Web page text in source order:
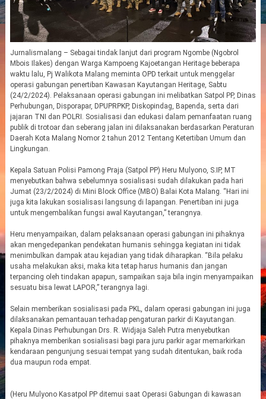
Jurnalismalang – Sebagai tindak lanjut dari program Ngombe (Ngobrol
Mbois Ilakes) dengan Warga Kampoeng Kajoetangan Heritage beberapa
waktu lalu, Pj Walikota Malang meminta OPD terkait untuk menggelar
operasi gabungan penertiban Kawasan Kayutangan Heritage, Sabtu
(24/2/2024). Pelaksanaan operasi gabungan ini melibatkan Satpol PP, Dinas
Perhubungan, Disporapar, DPUPRPKP, Diskopindag, Bapenda, serta dari
jajaran TNI dan POLRI. Sosialisasi dan edukasi dalam pemanfaatan ruang
publik di trotoar dan seberang jalan ini dilaksanakan berdasarkan Peraturan
Daerah Kota Malang Nomor 2 tahun 2012 Tentang Ketertiban Umum dan
Lingkungan.
Kepala Satuan Polisi Pamong Praja (Satpol PP) Heru Mulyono, S.IP, MT
menyebutkan bahwa sebelumnya sosialisasi sudah dilakukan pada hari
Jumat (23/2/2024) di Mini Block Office (MBO) Balai Kota Malang. “Hari ini
juga kita lakukan sosialisasi langsung di lapangan. Penertiban ini juga
untuk mengembalikan fungsi awal Kayutangan,” terangnya.
Heru menyampaikan, dalam pelaksanaan operasi gabungan ini pihaknya
akan mengedepankan pendekatan humanis sehingga kegiatan ini tidak
menimbulkan dampak atau kejadian yang tidak diharapkan. “Bila pelaku
usaha melakukan aksi, maka kita tetap harus humanis dan jangan
terpancing oleh tindakan apapun, sampaikan saja bila ingin menyampaikan
sesuatu bisa lewat LAPOR,” terangnya lagi.
Selain memberikan sosialisasi pada PKL, dalam operasi gabungan ini juga
dilaksanakan pemantauan terhadap pengaturan parkir di Kayutangan.
Kepala Dinas Perhubungan Drs. R. Widjaja Saleh Putra menyebutkan
pihaknya memberikan sosialisasi bagi para juru parkir agar memarkirkan
kendaraan pengunjung sesuai tempat yang sudah ditentukan, baik roda
dua maupun roda empat.
(Heru Mulyono Kasatpol PP ditemui saat Operasi Gabungan di kawasan